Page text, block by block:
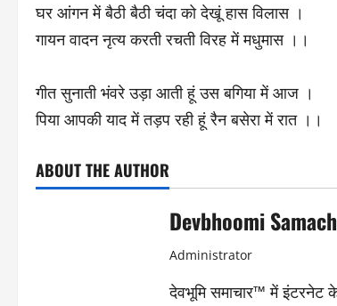
घर आंगन में बैठी बैठी चंदा को देखूं हास विलास ।
गायन वादन नृत्य करती रचती विरह में मधुमास ।।
गीत सुनाती भंवरे उड़ा आती हूं उस बगिया में आज ।
पिया आपकी याद में तड़प रही हूं रैन बसेरा में रात ।।
ABOUT THE AUTHOR
Devbhoomi
Administrator
देवभूमि समाचार™ में